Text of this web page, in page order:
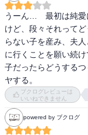
うーん…　最初は純愛
けど、段々それって
らない子を産み、夫
に行くことを願い続
子だったらどうする
ヤする。
ブクログレビューは
いいねできません
powered by ブクログ